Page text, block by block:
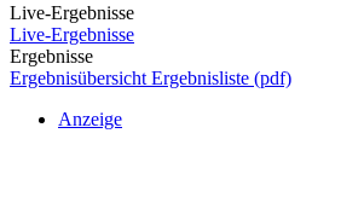
Live-Ergebnisse
Live-Ergebnisse
Ergebnisse
Ergebnisübersicht Ergebnisliste (pdf)
Anzeige